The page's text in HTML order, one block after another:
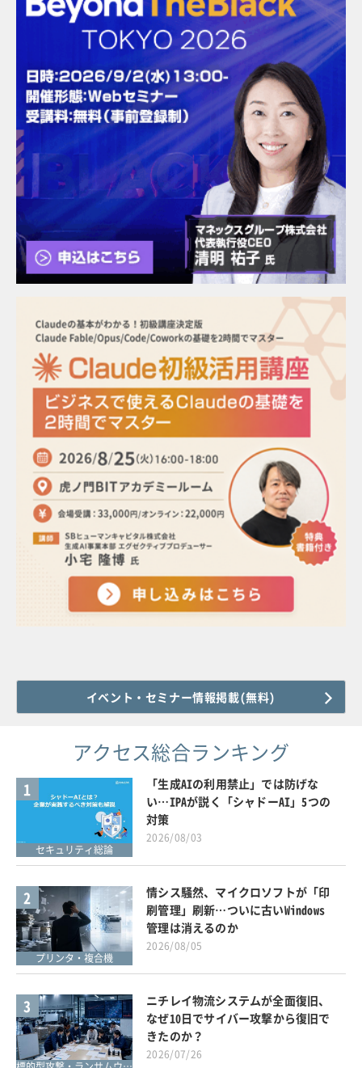
イベント・セミナー情報掲載(無料)
アクセス総合ランキング
1
セキュリティ総論
「生成AIの利用禁止」では防げな
い…IPAが説く「シャドーAI」5つの
対策
2026/08/03
2
プリンタ・複合機
情シス騒然、マイクロソフトが「印
刷管理」刷新…ついに古いWindows
管理は消えるのか
2026/08/05
3
ニチレイ物流システムが全面復旧、
なぜ10日でサイバー攻撃から復旧で
きたのか？
2026/07/26